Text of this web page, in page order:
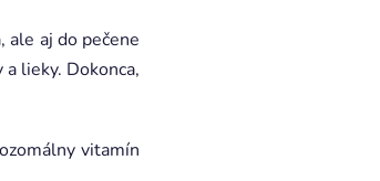
ale aj do pečene
lieky. Dokonca,
vitamín